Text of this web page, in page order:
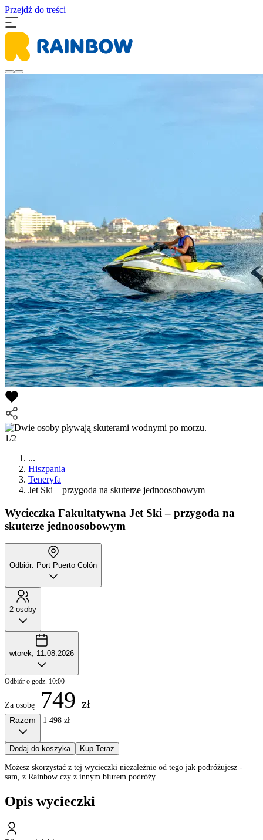
Przejdź do treści
1/2
...
Hiszpania
Teneryfa
Jet Ski – przygoda na skuterze jednoosobowym
Wycieczka Fakultatywna Jet Ski – przygoda na
skuterze jednoosobowym
Odbiór: Port Puerto Colón
2 osoby
wtorek, 11.08.2026
Odbiór o godz. 10:00
Za osobę 749 zł
Razem 1 498 zł
Dodaj do koszyka Kup Teraz
Możesz skorzystać z tej wycieczki niezależnie od tego jak podróżujesz -
sam, z Rainbow czy z innym biurem podróży
Opis wycieczki